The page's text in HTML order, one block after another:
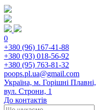
0
+380 (96) 167-41-88
+380 (93) 018-56-92
+380 (95) 763-81-32
poops.pl.ua@gmail.com
Україна, м. Горішні Плавні,
вул. Строни, 1
До контактів